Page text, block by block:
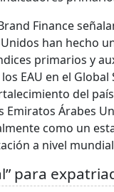
Finance
han hecho
primarios y
EAU en el
del
Emiratos Árabes
como un
a nivel
para